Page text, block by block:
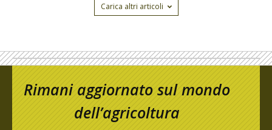
Carica altri articoli
Rimani aggiornato sul mondo
dell’agricoltura